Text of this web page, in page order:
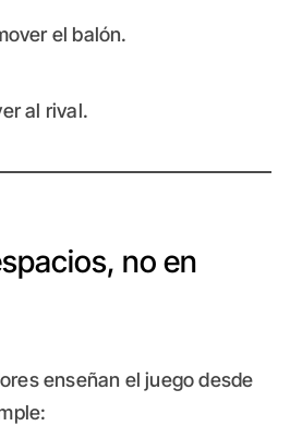
el balón.
al rival.
no en
enseñan el juego desde